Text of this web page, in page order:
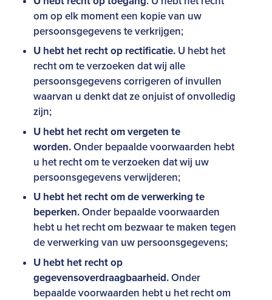
om op elk moment een kopie van uw
persoonsgegevens te verkrijgen;
U hebt het recht op rectificatie. U hebt het
recht om te verzoeken dat wij alle
persoonsgegevens corrigeren of invullen
waarvan u denkt dat ze onjuist of onvolledig
zijn;
U hebt het recht om vergeten te
worden.Onder bepaalde voorwaarden hebt
u het recht om te verzoeken dat wij uw
persoonsgegevens verwijderen;
U hebt het recht om de verwerking te
beperken.Onder bepaalde voorwaarden
hebt u het recht om bezwaar te maken tegen
de verwerking van uw persoonsgegevens;
U hebt het recht op
gegevensoverdraagbaarheid.Onder
bepaalde voorwaarden hebt u het recht om